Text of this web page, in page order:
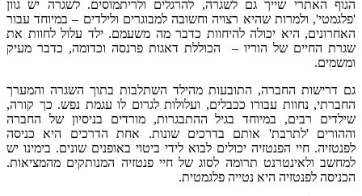
הגוף האתרי שייך גם לשגרה, להרגלים ולריתמוסים. לשגרה יש גוון
'פלגמטי', ולמרות שהיא רצויה וחשובה למבוגרים ולילדים – במיוחד עבור
האחרונים, היא יכולה להיחוות כדבר מה משעמם. ילד עלול לחוות את
שגרת החיים של הוריו – הכוללת דאגות פרנסה וכדומה, כדבר מעיק
ומשמים.
גם דרישות החברה, התובעות מהילד השתלבות בתוך השגרה והמערך
החברתי, נחוות עבורו ככבלים, ועלולות לגרום לו עגמת נפש. כך קורה,
שילדים רבים, במיוחד בגיל ההתבגרות, מורדים בניסיון של החברה
וההורים 'לתרבת' אותם בדרכים שונות. אחת הדרכים היא כניסה
לפנטזיה. חיי הפנטזיה יכולים לבוא לידי ביטוי באופנים שונים. בימינו יש
למחשב ולאינטרנט תרומה לסוג של חיי פנטזיה המנותקים מהמציאות.
הכניסה לפנטזיה היא נטייה פלגמטית.